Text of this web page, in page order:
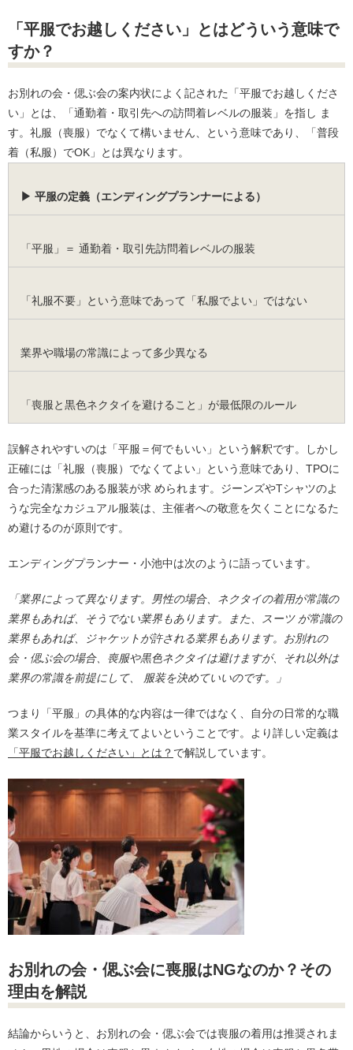
「平服でお越しください」とはどういう意味で
すか？
お別れの会・偲ぶ会の案内状によく記された「平服でお越しくださ
い」とは、「通勤着・取引先への訪問着レベルの服装」を指し ま
す。礼服（喪服）でなくて構いません、という意味であり、「普段
着（私服）でOK」とは異なります。
▶ 平服の定義（エンディングプランナーによる）
「平服」＝ 通勤着・取引先訪問着レベルの服装
「礼服不要」という意味であって「私服でよい」ではない
業界や職場の常識によって多少異なる
「喪服と黒色ネクタイを避けること」が最低限のルール
誤解されやすいのは「平服＝何でもいい」という解釈です。しかし
正確には「礼服（喪服）でなくてよい」という意味であり、TPOに
合った清潔感のある服装が求 められます。ジーンズやTシャツのよ
うな完全なカジュアル服装は、主催者への敬意を欠くことになるた
め避けるのが原則です。
エンディングプランナー・小池中は次のように語っています。
「業界によって異なります。男性の場合、ネクタイの着用が常識の
業界もあれば、そうでない業界もあります。また、スーツ が常識の
業界もあれば、ジャケットが許される業界もあります。お別れの
会・偲ぶ会の場合、喪服や黒色ネクタイは避けますが、それ以外は
業界の常識を前提にして、 服装を決めていいのです。」
つまり「平服」の具体的な内容は一律ではなく、自分の日常的な職
業スタイルを基準に考えてよいということです。より詳しい定義は
「平服でお越しください」とは？ で解説しています。
お別れの会・偲ぶ会に喪服はNGなのか？その
理由を解説
結論からいうと、お別れの会・偲ぶ会では喪服の着用は推奨されま